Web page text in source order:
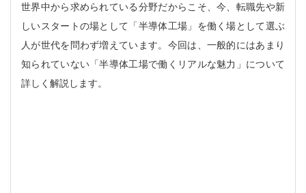
世界中から求められている分野だからこそ、今、転職先や新
しいスタートの場として「半導体工場」を働く場として選ぶ
人が世代を問わず増えています。今回は、一般的にはあまり
知られていない「半導体工場で働くリアルな魅力」について
詳しく解説します。